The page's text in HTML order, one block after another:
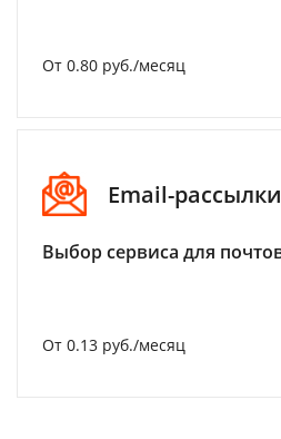
От 0.80 руб./месяц
Email-рассылки
Выбор сервиса для
От 0.13 руб./месяц